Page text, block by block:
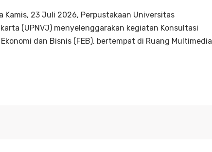
Kamis, 23 Juli 2026, Perpustakaan Universitas
(UPNVJ) menyelenggarakan kegiatan Konsultasi
dan Bisnis (FEB), bertempat di Ruang Multimedia